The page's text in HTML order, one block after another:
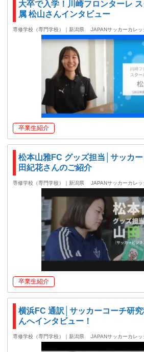
大卒で入学！川崎フロンターレ
属 松山さんインタビュー
専修学校（専門学校）｜新潟県 JAPANサッカーカレッ
卒業生紹介
松本山雅FC グッズ担当│サッカ
田紀花さんのご紹介
専修学校（専門学校）｜新潟県 JAPANサッカーカレッ
卒業生紹介
横浜FC 通訳│サッカーコーチ研
んへインタビュー！
専修学校（専門学校）｜新潟県 JAPANサッカーカレッ